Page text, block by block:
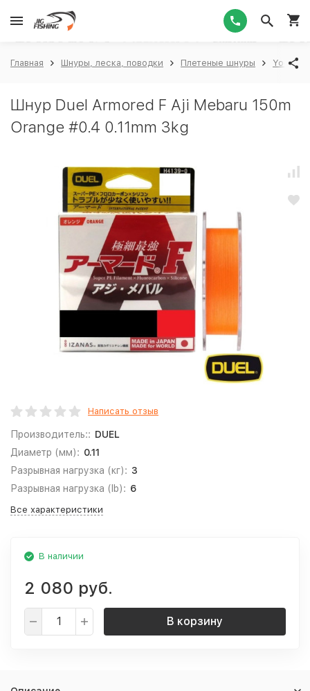
Главная Шнуры, леска, поводки Плетеные шнуры Yo-Zuri/
Шнур Duel Armored F Aji Mebaru 150m
Orange #0.4 0.11mm 3kg
Написать отзыв
Производитель:: DUEL
Диаметр (мм): 0.11
Разрывная нагрузка (кг): 3
Разрывная нагрузка (lb): 6
Все характеристики
В наличии
2 080 руб.
В корзину